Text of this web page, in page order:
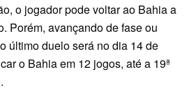
o jogador pode voltar ao Bahia a
Porém, avançando de fase ou
último duelo será no dia 14 de
o Bahia em 12 jogos, até a 19ª